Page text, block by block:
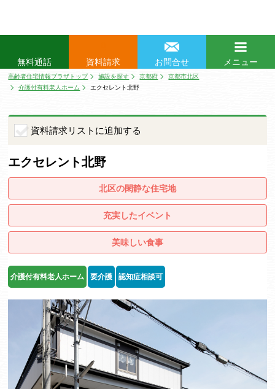
無料通話 資料請求 お問合せ
メニュー
高齢者住宅情報プラザトップ 施設を探す 京都府
京都市北区
介護付有料老人ホーム
エクセレント北野
資料請求リストに追加する
エクセレント北野
北区の閑静な住宅地
充実したイベント
美味しい食事
介護付有料老人ホーム 要介護 認知症相談可